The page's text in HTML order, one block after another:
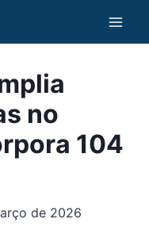
no
104
de 2026